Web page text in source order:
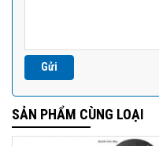
SẢN PHẨM CÙNG LOẠI